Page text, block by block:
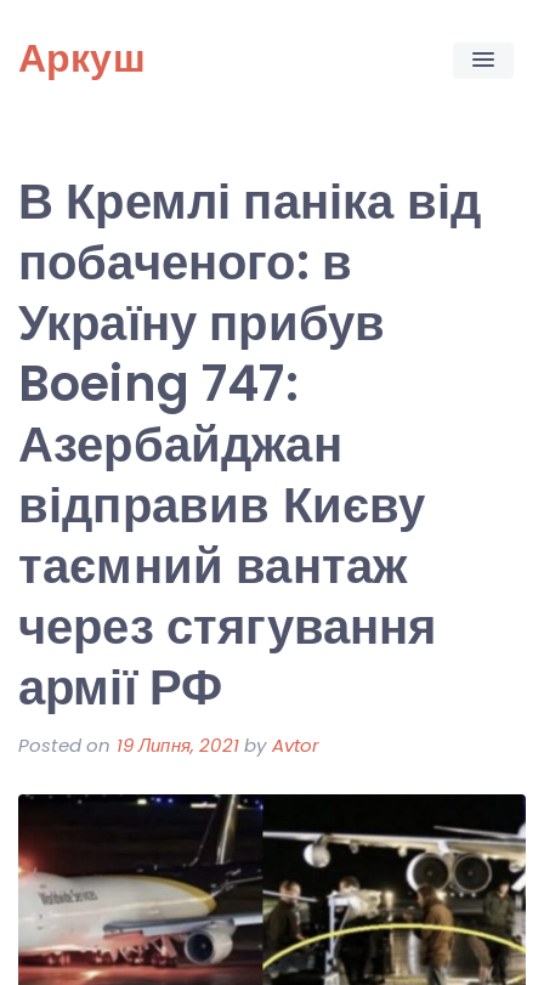
content
Аркуш
В Кремлі паніка від
побаченого: в
Україну прибув
Boeing 747:
Азербайджан
відправив Києву
таємний вантаж
через стягування
армії РФ
Posted on 19 Липня, 2021byAvtor